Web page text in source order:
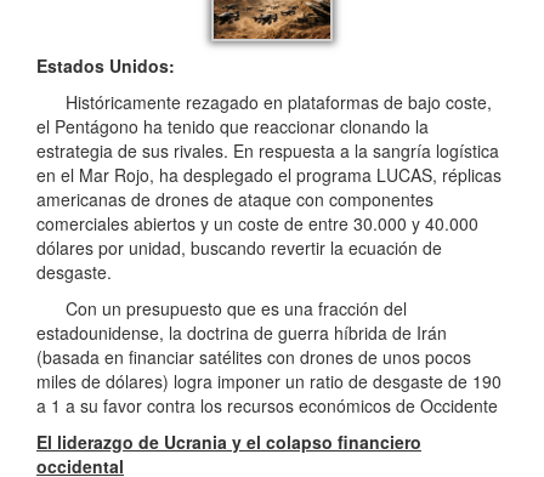
Estados Unidos:
Históricamente rezagado en plataformas de bajo coste,
el Pentágono ha tenido que reaccionar clonando la
estrategia de sus rivales. En respuesta a la sangría logística
en el Mar Rojo, ha desplegado el programa LUCAS, réplicas
americanas de drones de ataque con componentes
comerciales abiertos y un coste de entre 30.000 y 40.000
dólares por unidad, buscando revertir la ecuación de
desgaste.
Con un presupuesto que es una fracción del
estadounidense, la doctrina de guerra híbrida de Irán
(basada en financiar satélites con drones de unos pocos
miles de dólares) logra imponer un ratio de desgaste de 190
a 1 a su favor contra los recursos económicos de Occidente
El liderazgo de Ucrania y el colapso financiero
occidental